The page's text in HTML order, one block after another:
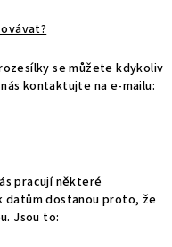
se můžete kdykoliv
kontaktujte na e-mailu:
pracují některé
datům dostanou proto, že
Jsou to: